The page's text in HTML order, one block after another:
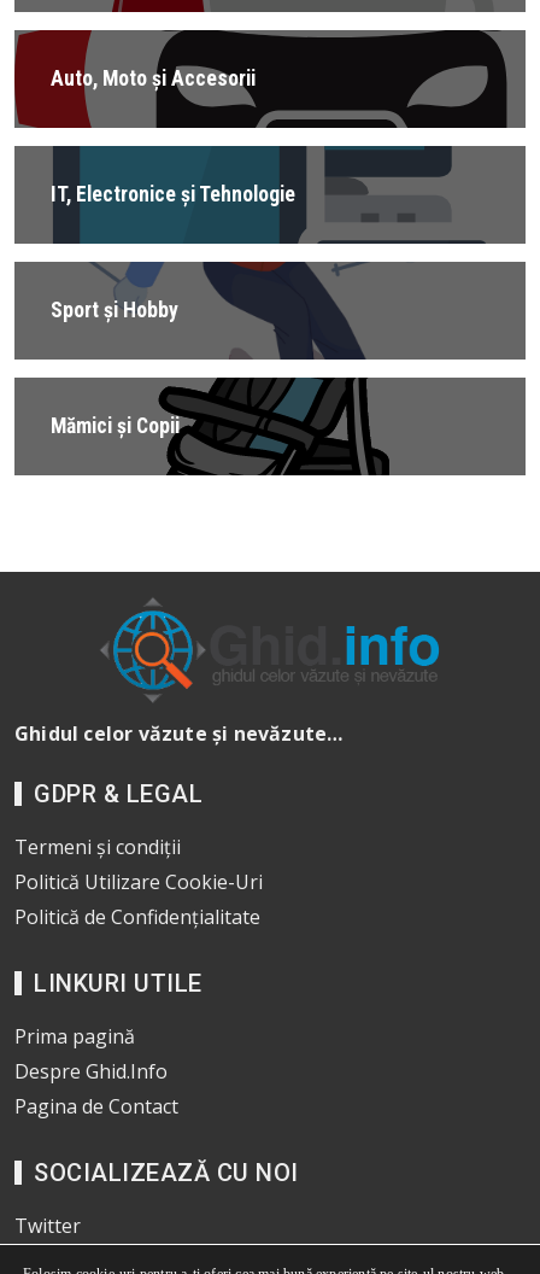
Auto, Moto și Accesorii
IT, Electronice și Tehnologie
Sport și Hobby
Mămici și Copii
Ghidul celor văzute și nevăzute…
GDPR & LEGAL
Termeni și condiții
Politică Utilizare Cookie-Uri
Politică de Confidențialitate
LINKURI UTILE
Prima pagină
Despre Ghid.Info
Pagina de Contact
SOCIALIZEAZĂ CU NOI
Twitter
Pinterest